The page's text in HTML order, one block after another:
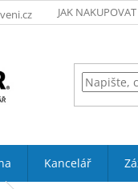
JAK NAKUPOVAT
Kancelář